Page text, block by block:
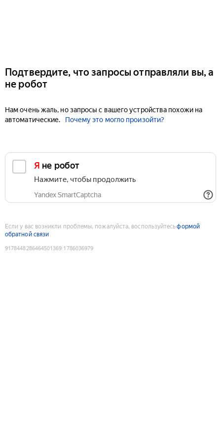
Подтвердите, что запросы отправляли вы, а
не робот
Нам очень жаль, но запросы с вашего устройства похожи на
автоматические.
Почему это могло произойти?
Я не робот
Нажмите, чтобы продолжить
Yandex SmartCaptcha
Если у вас возникли проблемы, пожалуйста, воспользуйтесьформой
обратной связи
9178448286464501369:1786036979